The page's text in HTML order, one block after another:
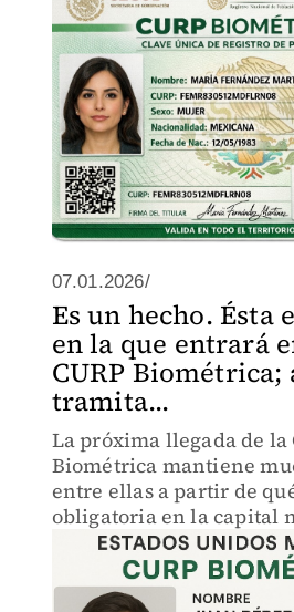
07.01.2026/
Es un hecho. Ésta
en la que entrará
CURP Biométrica;
tramita...
La próxima llegada de la
Biométrica mantiene
entre ellas a partir de
obligatoria en la capital